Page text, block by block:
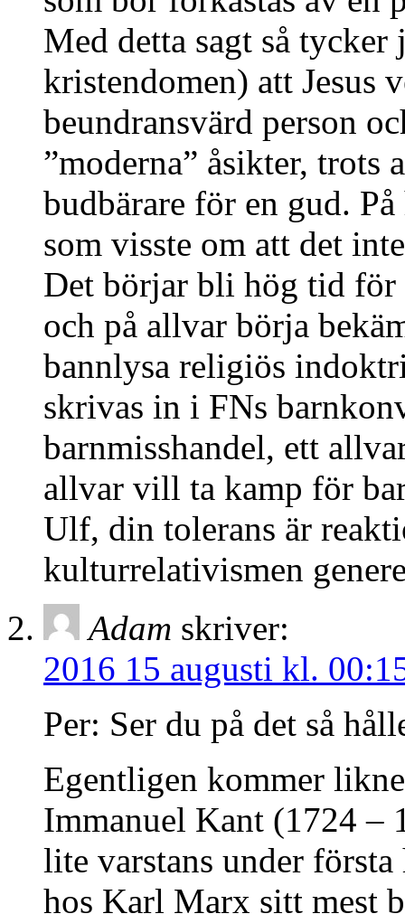
Med detta sagt så
kristendomen) att Jesus
beundransvärd person
”moderna” åsikter, trots
budbärare för en gud.
som visste om att det
Det börjar bli hög tid för
och på allvar börja
bannlysa religiös
skrivas in i FNs
barnmisshandel, ett
allvar vill ta kamp för
Ulf, din tolerans är
kulturrelativismen
Adam skriver:
2016 15 augusti kl.
Per: Ser du på det så
Egentligen kommer
Immanuel Kant (1724 –
lite varstans under
hos Karl Marx sitt mest